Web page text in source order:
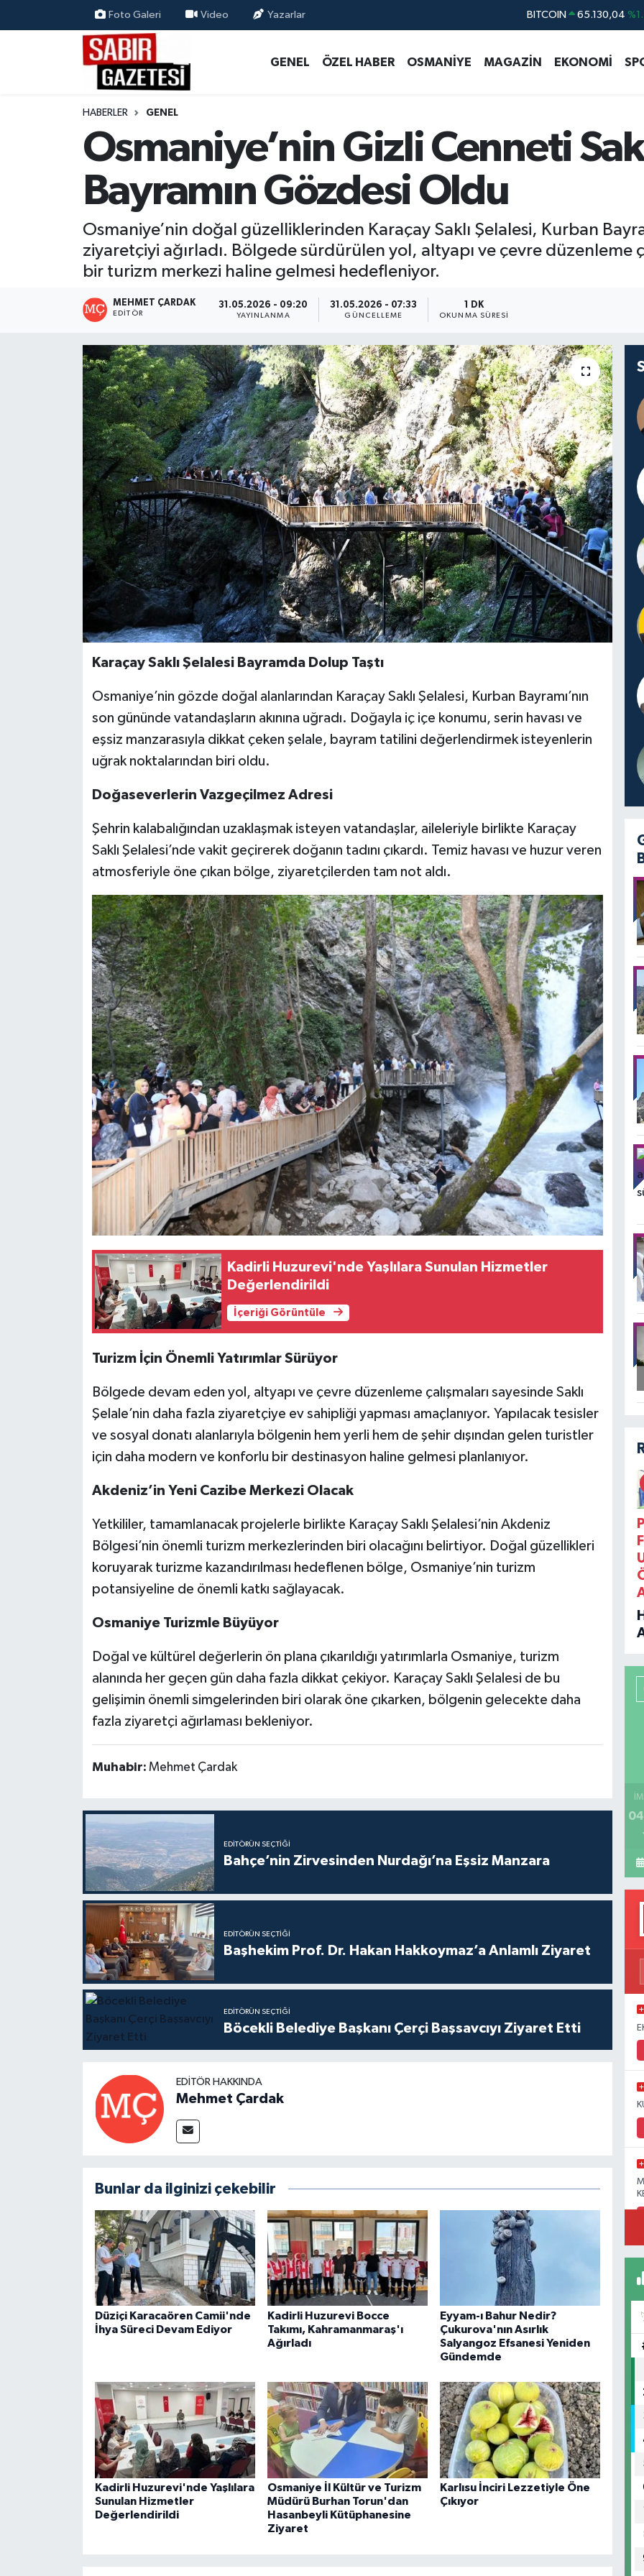
Foto Galeri Video Yazarlar DOLAR 47,7106
STERLİN 64,4046
BITCOIN 65.130,04
GENEL ÖZEL HABER OSMANİYE MAGAZİN EKONOMİ
HABERLER GENEL
Osmaniye’nin Gizli Cenneti
Bayramın Gözdesi Oldu
Osmaniye’nin doğal güzelliklerinden Karaçay Saklı Şelalesi, Kurban
ziyaretçiyi ağırladı. Bölgede sürdürülen yol, altyapı ve çevre düzenleme
bir turizm merkezi haline gelmesi hedefleniyor.
MEHMET ÇARDAK
EDITÖR
31.05.2026 - 09:20
YAYINLANMA
31.05.2026 - 07:33
GÜNCELLEME
1 DK
OKUNMA SÜRESI
Karaçay Saklı Şelalesi Bayramda Dolup Taştı
Osmaniye’nin gözde doğal alanlarından Karaçay Saklı Şelalesi, Kurban Bayramı’nın
son gününde vatandaşların akınına uğradı. Doğayla iç içe konumu, serin havası ve
eşsiz manzarasıyla dikkat çeken şelale, bayram tatilini değerlendirmek isteyenlerin
uğrak noktalarından biri oldu.
Doğaseverlerin Vazgeçilmez Adresi
Şehrin kalabalığından uzaklaşmak isteyen vatandaşlar, aileleriyle birlikte Karaçay
Saklı Şelalesi’nde vakit geçirerek doğanın tadını çıkardı. Temiz havası ve huzur veren
atmosferiyle öne çıkan bölge, ziyaretçilerden tam not aldı.
Kadirli Huzurevi'nde Yaşlılara Sunulan Hizmetler
Değerlendirildi
İçeriği Görüntüle
Turizm İçin Önemli Yatırımlar Sürüyor
Bölgede devam eden yol, altyapı ve çevre düzenleme çalışmaları sayesinde Saklı
Şelale’nin daha fazla ziyaretçiye ev sahipliği yapması amaçlanıyor. Yapılacak tesisler
ve sosyal donatı alanlarıyla bölgenin hem yerli hem de şehir dışından gelen turistler
için daha modern ve konforlu bir destinasyon haline gelmesi planlanıyor.
Akdeniz’in Yeni Cazibe Merkezi Olacak
Yetkililer, tamamlanacak projelerle birlikte Karaçay Saklı Şelalesi’nin Akdeniz
Bölgesi’nin önemli turizm merkezlerinden biri olacağını belirtiyor. Doğal güzellikleri
koruyarak turizme kazandırılması hedeflenen bölge, Osmaniye’nin turizm
potansiyeline de önemli katkı sağlayacak.
Osmaniye Turizmle Büyüyor
Doğal ve kültürel değerlerin ön plana çıkarıldığı yatırımlarla Osmaniye, turizm
alanında her geçen gün daha fazla dikkat çekiyor. Karaçay Saklı Şelalesi de bu
gelişimin önemli simgelerinden biri olarak öne çıkarken, bölgenin gelecekte daha
fazla ziyaretçi ağırlaması bekleniyor.
Muhabir: Mehmet Çardak
EDITÖRÜN SEÇTIĞI
Bahçe’nin Zirvesinden Nurdağı’na Eşsiz Manzara
EDITÖRÜN SEÇTIĞI
Başhekim Prof. Dr. Hakan Hakkoymaz’a Anlamlı Ziyaret
EDITÖRÜN SEÇTIĞI
Böcekli Belediye Başkanı Çerçi Başsavcıyı Ziyaret Etti
EDITÖR HAKKINDA
Mehmet Çardak
Bunlar da ilginizi çekebilir
Düziçi Karacaören Camii'nde
İhya Süreci Devam Ediyor
Kadirli Huzurevi Bocce
Takımı, Kahramanmaraş'ı
Ağırladı
Eyyam-ı Bahur Nedir?
Çukurova'nın Asırlık
Salyangoz Efsanesi Yeniden
Gündemde
Kadirli Huzurevi'nde Yaşlılara
Sunulan Hizmetler
Değerlendirildi
Osmaniye İl Kültür ve Turizm
Müdürü Burhan Torun'dan
Hasanbeyli Kütüphanesine
Ziyaret
Karlısu İnciri Lezzetiyle Öne
Çıkıyor
ÖZEL HABER
MAGAZİN
EKONOMİ
RESMİ İLANLAR
Osmaniye Nöbetçi Eczaneler
Osmaniye Hava Durumu
Osmaniye Trafik Yoğunluk Haritası
Süper Lig Puan Durumu ve Fikstür
Tüm Manşetler
Son Dakika Haberleri
Haber Arşivi